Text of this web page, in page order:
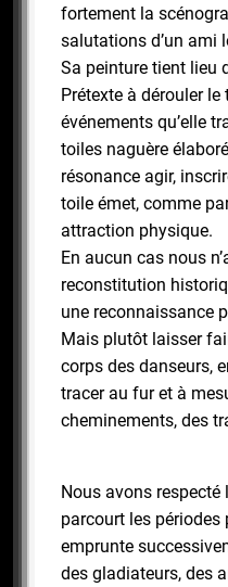
fortement la
salutations d’un ami
Sa peinture tient lieu
Prétexte à dérouler le
événements qu’elle
toiles naguère
résonance agir,
toile émet, comme
attraction physique.
En aucun cas nous
reconstitution
une reconnaissance
Mais plutôt laisser
corps des danseurs,
tracer au fur et à
cheminements, des
Nous avons
parcourt les
emprunte
des gladiateurs, des